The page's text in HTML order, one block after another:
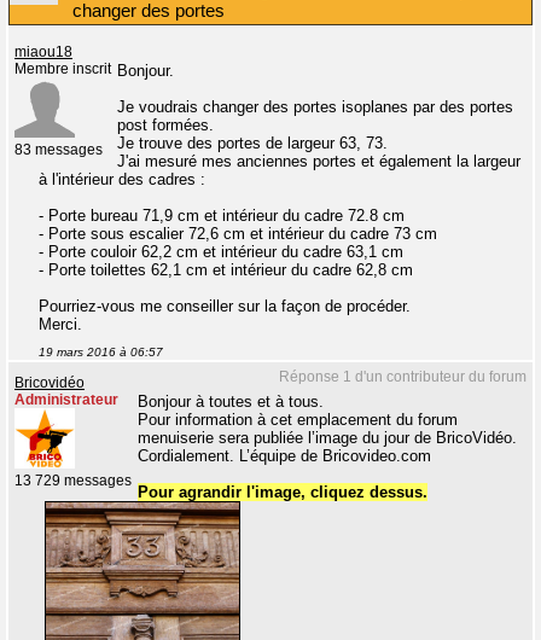
changer des portes
miaou18
Membre inscrit
83 messages
Bonjour.
Je voudrais changer des portes isoplanes par des portes
post formées.
Je trouve des portes de largeur 63, 73.
J'ai mesuré mes anciennes portes et également la largeur
à l'intérieur des cadres :
- Porte bureau 71,9 cm et intérieur du cadre 72.8 cm
- Porte sous escalier 72,6 cm et intérieur du cadre 73 cm
- Porte couloir 62,2 cm et intérieur du cadre 63,1 cm
- Porte toilettes 62,1 cm et intérieur du cadre 62,8 cm
Pourriez-vous me conseiller sur la façon de procéder.
Merci.
19 mars 2016 à 06:57
Réponse 1 d'un contributeur du forum
Bricovidéo
Administrateur
13 729 messages
Bonjour à toutes et à tous.
Pour information à cet emplacement du forum
menuiserie sera publiée l’image du jour de BricoVidéo.
Cordialement. L’équipe de Bricovideo.com
Pour agrandir l'image, cliquez dessus.